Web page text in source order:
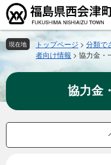
ペ
ー
ジ
の
先
で
す。
メ
ニ
ュ
ー
を
ば
し
て
へ
現在地 トップページ > 分類で
者向け情報 > 協力金・
協力金